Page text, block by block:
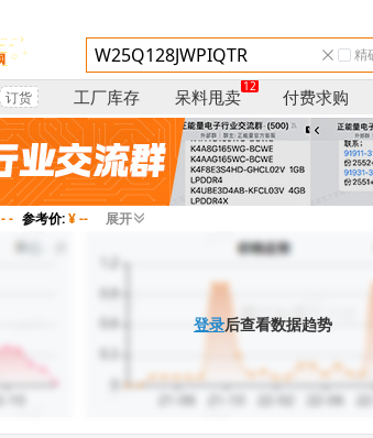
精
订货 工厂库存 呆料甩卖
12
付费求购
- - 参考价:¥ -- 展开
登录后查看数据趋势